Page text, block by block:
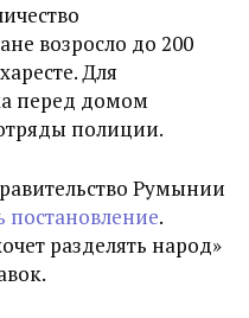
возросло до 200
Для
перед домом
полиции.
Румынии
.
разделять народ»